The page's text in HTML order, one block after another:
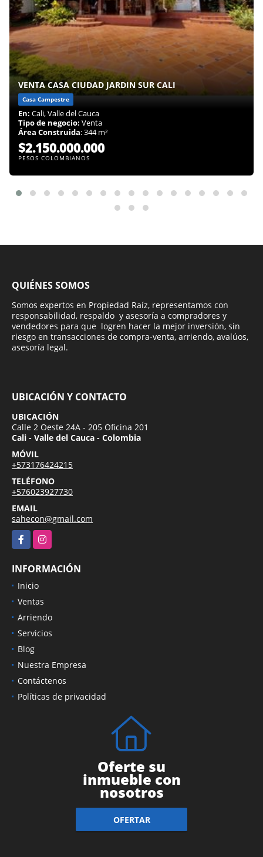
VENTA CASA CIUDAD JARDIN SUR CALI
Casa Campestre
En: Cali, Valle del Cauca
Tipo de negocio: Venta
Área Construida: 344 m²
$2.150.000.000
PESOS COLOMBIANOS
QUIÉNES SOMOS
Somos expertos en Propiedad Raíz, representamos con
responsabilidad, respaldo y asesoría a compradores y
vendedores para que logren hacer la mejor inversión, sin
riesgo en transacciones de compra-venta, arriendo, avalúos,
asesoría legal.
UBICACIÓN Y CONTACTO
UBICACIÓN
Calle 2 Oeste 24A - 205 Oficina 201
Cali - Valle del Cauca - Colombia
MÓVIL
+573176424215
TELÉFONO
+576023927730
EMAIL
sahecon@gmail.com
FacebookInstagram
INFORMACIÓN
Inicio
Ventas
Arriendo
Servicios
Blog
Nuestra Empresa
Contáctenos
Políticas de privacidad
Oferte su
inmueble con
nosotros
OFERTAR